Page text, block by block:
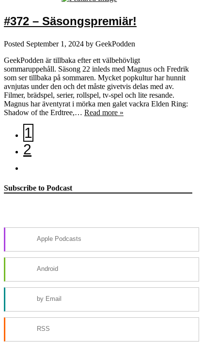
#372 – Säsongspremiär!
Posted September 1, 2024 by GeekPodden
GeekPodden är tillbaka efter ett välbehövligt
sommaruppehåll. Säsong 22 inleds med Magnus och Fredrik
som ser tillbaka på sommaren. Mycket popkultur har hunnit
avnjutas under den och det måste givetvis delas med av.
Filmer, brädspel, serier, rollspel, tv-spel och lite resande.
Magnus har äventyrat i mörka men galet vackra Elden Ring:
Shadow of the Erdtree,… Read more »
1
2
Subscribe to Podcast
Apple Podcasts
Android
by Email
RSS